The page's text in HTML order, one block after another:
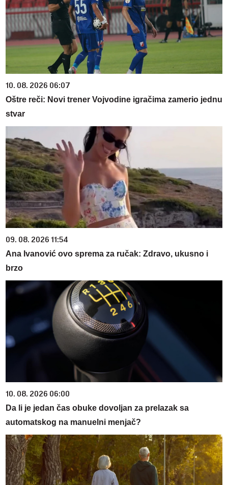
10. 08. 2026 06:07
Oštre reči: Novi trener Vojvodine igračima zamerio jednu
stvar
09. 08. 2026 11:54
Ana Ivanović ovo sprema za ručak: Zdravo, ukusno i
brzo
10. 08. 2026 06:00
Da li je jedan čas obuke dovoljan za prelazak sa
automatskog na manuelni menjač?